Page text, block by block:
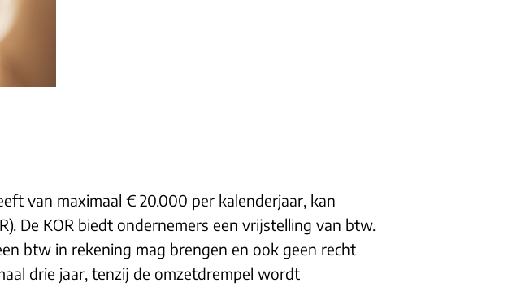
van maximaal € 20.000 per kalenderjaar, kan
De KOR biedt ondernemers een vrijstelling van btw.
btw in rekening mag brengen en ook geen recht
drie jaar, tenzij de omzetdrempel wordt